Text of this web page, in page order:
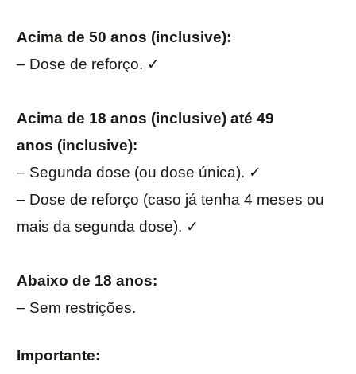
Acima de 50 anos (inclusive):
– Dose de reforço. ✓
Acima de 18 anos (inclusive) até 49
anos (inclusive):
– Segunda dose (ou dose única). ✓
– Dose de reforço (caso já tenha 4 meses ou
mais da segunda dose). ✓
Abaixo de 18 anos:
– Sem restrições.
Importante: